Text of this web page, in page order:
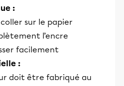
:
sur le papier
l’encre
facilement
:
doit être fabriqué au